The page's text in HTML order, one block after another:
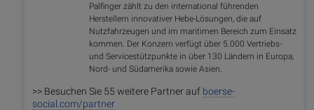
Palfinger zählt zu den international führenden
Herstellern innovativer Hebe-Lösungen, die auf
Nutzfahrzeugen und im maritimen Bereich zum Einsatz
kommen. Der Konzern verfügt über 5.000 Vertriebs-
und Servicestützpunkte in über 130 Ländern in Europa,
Nord- und Südamerika sowie Asien.
>> Besuchen Sie 55 weitere Partner auf boerse-
social.com/partner